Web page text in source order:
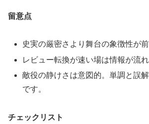
留意点
史実の厳密さより舞台の象徴性が前
レビュー転換が速い場は情報が流れ
敵役の静けさは意図的。単調と誤
です。
チェックリスト